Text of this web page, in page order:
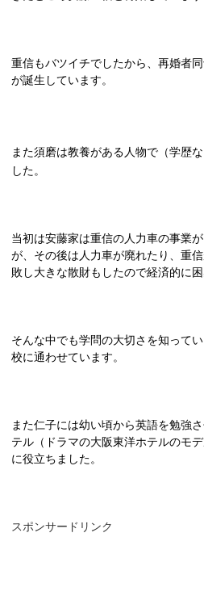
重信もバツイチでしたから、再婚者
が誕生しています。
また須磨は教養がある人物で（学歴
した。
当初は安藤家は重信の人力車の事業
が、その後は人力車が廃れたり、重
敗し大きな散財もしたので経済的に困
そんな中でも学問の大切さを知って
校に通わせています。
また仁子には幼い頃から英語を勉強
テル（ドラマの大阪東洋ホテルのモ
に役立ちました。
スポンサードリンク